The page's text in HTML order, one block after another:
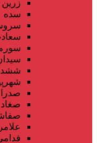
سده
صدرا
صغاد